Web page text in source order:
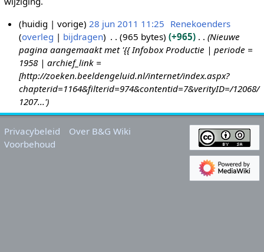
0
1
1
huidig vorige 28 jun 2011 11:25 Renekoenders
overleg
bijdragen 965 bytes +965
Nieuwe
pagina aangemaakt met '{{ Infobox Productie | periode =
1958 | archief_link =
[http://zoeken.beeldengeluid.nl/internet/index.aspx?
chapterid=1164&filterid=974&contentid=7&verityID=/12068/
1207...'
Privacybeleid
Over B&G Wiki
Voorbehoud